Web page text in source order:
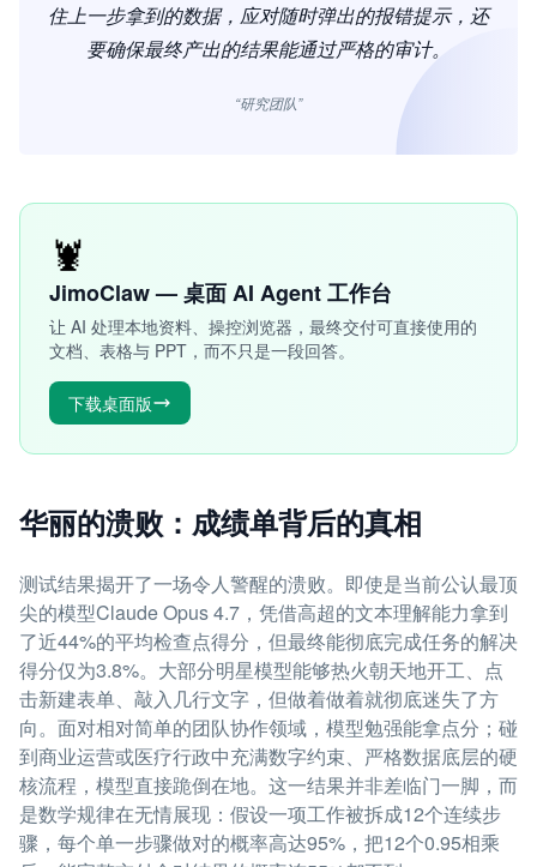
住上一步拿到的数据，应对随时弹出的报错提示，还
要确保最终产出的结果能通过严格的审计。
“研究团队”
🦞
JimoClaw — 桌面 AI Agent 工作台
让 AI 处理本地资料、操控浏览器，最终交付可直接使用的
文档、表格与 PPT，而不只是一段回答。
下载桌面版
华丽的溃败：成绩单背后的真相
测试结果揭开了一场令人警醒的溃败。即使是当前公认最顶
尖的模型Claude Opus 4.7，凭借高超的文本理解能力拿到
了近44%的平均检查点得分，但最终能彻底完成任务的解决
得分仅为3.8%。大部分明星模型能够热火朝天地开工、点
击新建表单、敲入几行文字，但做着做着就彻底迷失了方
向。面对相对简单的团队协作领域，模型勉强能拿点分；碰
到商业运营或医疗行政中充满数字约束、严格数据底层的硬
核流程，模型直接跪倒在地。这一结果并非差临门一脚，而
是数学规律在无情展现：假设一项工作被拆成12个连续步
骤，每个单一步骤做对的概率高达95%，把12个0.95相乘